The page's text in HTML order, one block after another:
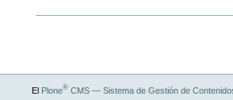
El Plone®CMS — Sistema de Gestión de